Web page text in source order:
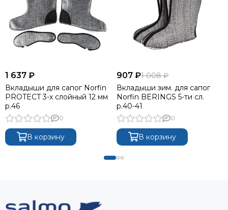
1 637 ₽
Вкладыши для сапог Norfin
PROTECT 3-х слойный 12 мм
р.46
0
В корзину
907 ₽1 008 ₽
Вкладыши зим. для сапог
Norfin BERINGS 5-ти сл.
р.40-41
0
В корзину